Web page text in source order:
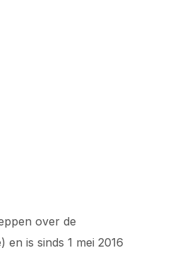
over de
is sinds 1 mei 2016